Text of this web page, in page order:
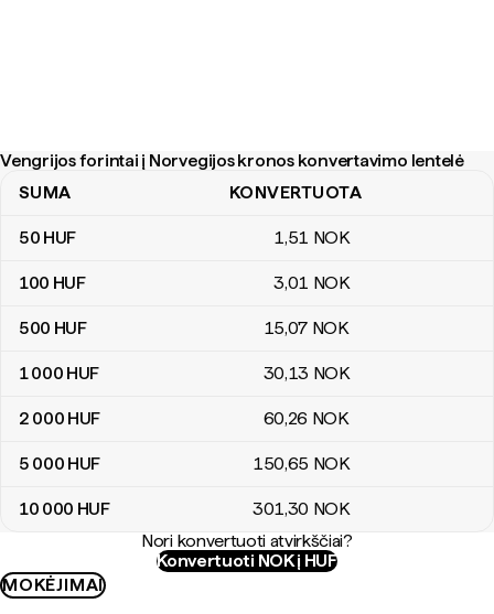
Vengrijos forintai į Norvegijos kronos konvertavimo lentelė
Vengrijos forintai į Norvegijos kronos konvertavimo lentelė
SUMA KONVERTUOTA
50 HUF 1,51 NOK
100 HUF 3,01 NOK
500 HUF 15,07 NOK
1 000 HUF 30,13 NOK
2 000 HUF 60,26 NOK
5 000 HUF 150,65 NOK
10 000 HUF 301,30 NOK
Nori konvertuoti atvirkščiai?
Konvertuoti NOK į HUF
MOKĖJIMAI